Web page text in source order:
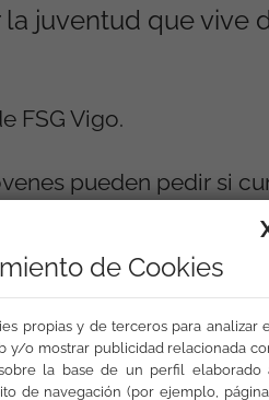
juventud que vive
FSG Vigo.
pueden pedir si
e 1500 euros
de
de alquiler se
de Cookies
propias y de terceros para analizar
y/o mostrar publicidad relacionada
la base de un perfil elaborado
de navegación (por ejemplo,